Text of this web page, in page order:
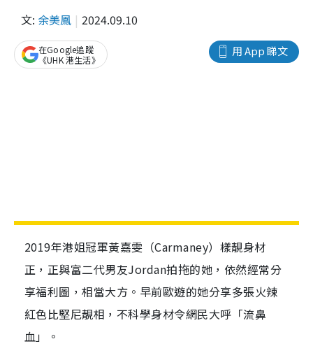
文: 余美鳳 2024.09.10
用 App 睇文
在Google追蹤
《UHK 港生活》
2019年港姐冠軍黃嘉雯（Carmaney）樣靚身材
正，正與富二代男友Jordan拍拖的她，依然經常分
享福利圖，相當大方。早前歐遊的她分享多張火辣
紅色比堅尼靚相，不科學身材令網民大呼「流鼻
血」。